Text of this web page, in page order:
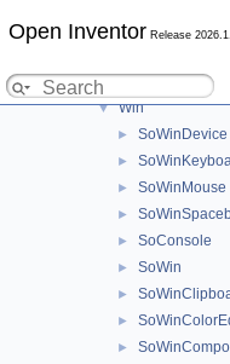
Open Inventor Release
▼ Viewers
► Qt
▼ Win
► SoWinDevice
►
► SoWinMouse
►
► SoConsole
► SoWin
►
►
►